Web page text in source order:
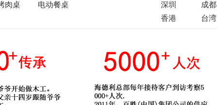
肉桌 电动餐桌 深圳
成都
香港
台湾